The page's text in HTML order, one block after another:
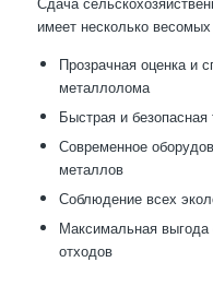
имеет несколько
Прозрачная оценка и
металлолома
Быстрая и безопасная
Современное
металлов
Соблюдение всех
Максимальная выгода
отходов